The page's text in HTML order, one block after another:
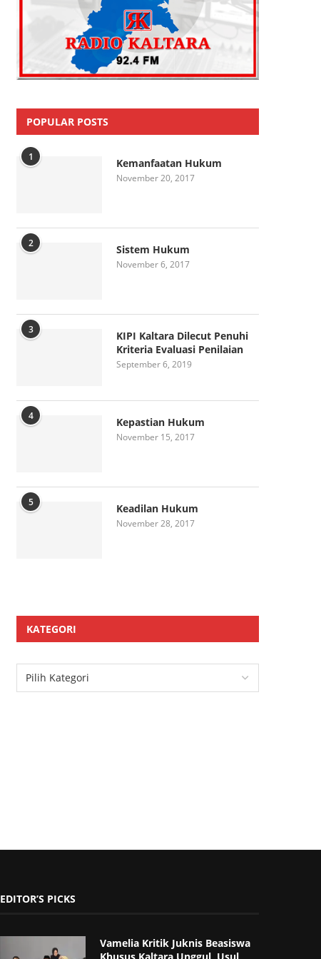
POPULAR POSTS
1 Kemanfaatan Hukum
November 20, 2017
2 Sistem Hukum
November 6, 2017
3
KIPI Kaltara Dilecut Penuhi
Kriteria Evaluasi Penilaian
September 6, 2019
4 Kepastian Hukum
November 15, 2017
5 Keadilan Hukum
November 28, 2017
KATEGORI
EDITOR’S PICKS
Vamelia Kritik Juknis Beasiswa